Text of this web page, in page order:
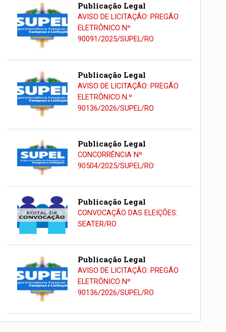
Publicação Legal
AVISO DE LICITAÇÃO: PREGÃO
ELETRÔNICO Nº
90091/2025/SUPEL/RO
Publicação Legal
AVISO DE LICITAÇÃO: PREGÃO
ELETRÔNICO N.º
90136/2026/SUPEL/RO
Publicação Legal
CONCORRÊNCIA Nº
90504/2025/SUPEL/RO
Publicação Legal
CONVOCAÇÃO DAS ELEIÇÕES:
SEATER/RO
Publicação Legal
AVISO DE LICITAÇÃO: PREGÃO
ELETRÔNICO Nº
90136/2026/SUPEL/RO